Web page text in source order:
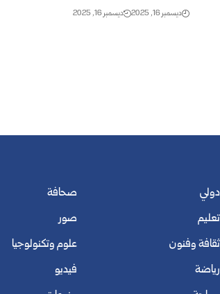
ديسمبر 16, 2025 ديسمبر 16, 2025
دولي
تعليم
ثقافة وفنون
رياضة
صحافة
صور
علوم وتكنولوجيا
فيديو